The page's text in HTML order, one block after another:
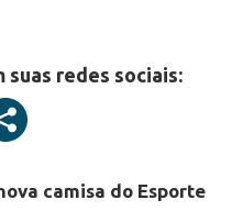
redes sociais:
camisa do Esporte